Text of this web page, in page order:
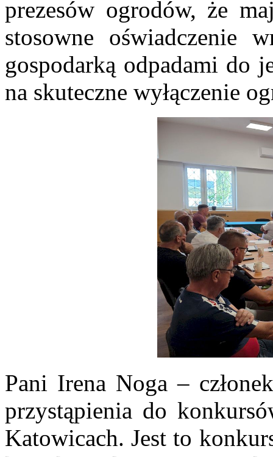
prezesów ogrodów, że
stosowne oświadczenie
gospodarką odpadami do
na skuteczne wyłączenie
Pani Irena Noga –
przystąpienia do
Katowicach. Jest to